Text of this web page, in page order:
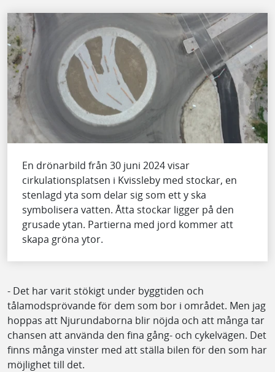
En drönarbild från 30 juni 2024 visar
cirkulationsplatsen i Kvissleby med stockar, en
stenlagd yta som delar sig som ett y ska
symbolisera vatten. Åtta stockar ligger på den
grusade ytan. Partierna med jord kommer att
skapa gröna ytor.
- Det har varit stökigt under byggtiden och
tålamodsprövande för dem som bor i området. Men jag
hoppas att Njurundaborna blir nöjda och att många tar
chansen att använda den fina gång- och cykelvägen. Det
finns många vinster med att ställa bilen för den som har
möjlighet till det.